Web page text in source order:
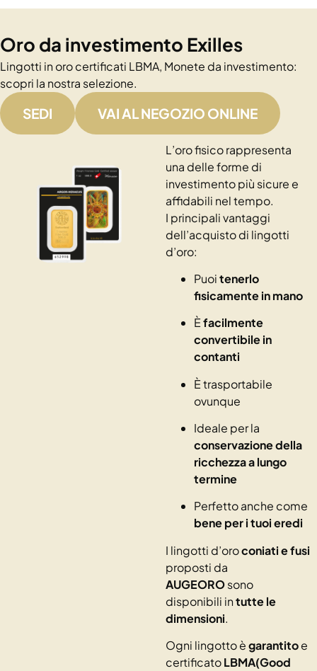
Oro da investimento Exilles
Lingotti in oro certificati LBMA, Monete da investimento:
scopri la nostra selezione.
SEDI VAI AL NEGOZIO ONLINE
L’oro fisico rappresenta
una delle forme di
investimento più sicure e
affidabili nel tempo.
I principali vantaggi
dell’acquisto di lingotti
d’oro:
Puoitenerlo
fisicamente in mano
Èfacilmente
convertibile in
contanti
È trasportabile
ovunque
Ideale per la
conservazione della
ricchezza a lungo
termine
Perfetto anche come
bene per i tuoi eredi
I lingotti d’oroconiati e fusi
proposti da
AUGEOROsono
disponibili intutte le
dimensioni.
Ogni lingotto ègarantitoe
certificatoLBMA(Good